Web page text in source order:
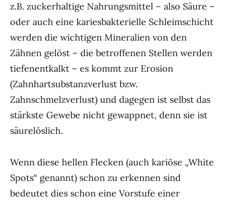
z.B. zuckerhaltige Nahrungsmittel – also Säure –
oder auch eine kariesbakterielle Schleimschicht
werden die wichtigen Mineralien von den
Zähnen gelöst – die betroffenen Stellen werden
tiefenentkalkt – es kommt zur Erosion
(Zahnhartsubstanzverlust bzw.
Zahnschmelzverlust) und dagegen ist selbst das
stärkste Gewebe nicht gewappnet, denn sie ist
säurelöslich.
Wenn diese hellen Flecken (auch kariöse „White
Spots“ genannt) schon zu erkennen sind
bedeutet dies schon eine Vorstufe einer